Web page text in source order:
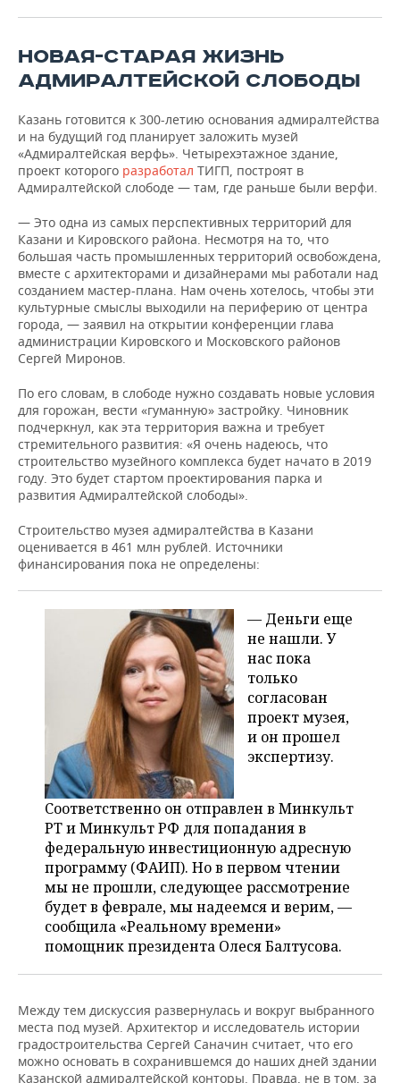
ВОДНЫЕ ВИДЫ СПОРТА
ХОККЕЙ С МЯЧОМ
ОБРАЗОВАНИЕ
ПРОИСШЕСТВИЯ
НОВАЯ-СТАРАЯ ЖИЗНЬ
АДМИРАЛТЕЙСКОЙ СЛОБОДЫ
Казань готовится к 300-летию основания адмиралтейства
и на будущий год планирует заложить музей
«Адмиралтейская верфь». Четырехэтажное здание,
проект которого разработал ТИГП, построят в
Адмиралтейской слободе — там, где раньше были верфи.
— Это одна из самых перспективных территорий для
Казани и Кировского района. Несмотря на то, что
большая часть промышленных территорий освобождена,
вместе с архитекторами и дизайнерами мы работали над
созданием мастер-плана. Нам очень хотелось, чтобы эти
культурные смыслы выходили на периферию от центра
города, — заявил на открытии конференции глава
администрации Кировского и Московского районов
Сергей Миронов.
По его словам, в слободе нужно создавать новые условия
для горожан, вести «гуманную» застройку. Чиновник
подчеркнул, как эта территория важна и требует
стремительного развития: «Я очень надеюсь, что
строительство музейного комплекса будет начато в 2019
году. Это будет стартом проектирования парка и
развития Адмиралтейской слободы».
Строительство музея адмиралтейства в Казани
оценивается в 461 млн рублей. Источники
финансирования пока не определены:
— Деньги еще
не нашли. У
нас пока
только
согласован
проект музея,
и он прошел
экспертизу.
Соответственно он отправлен в Минкульт
РТ и Минкульт РФ для попадания в
федеральную инвестиционную адресную
программу (ФАИП). Но в первом чтении
мы не прошли, следующее рассмотрение
будет в феврале, мы надеемся и верим, —
сообщила «Реальному времени»
помощник президента Олеся Балтусова.
Между тем дискуссия развернулась и вокруг выбранного
места под музей. Архитектор и исследователь истории
градостроительства Сергей Саначин считает, что его
можно основать в сохранившемся до наших дней здании
Казанской адмиралтейской конторы. Правда, не в том, за